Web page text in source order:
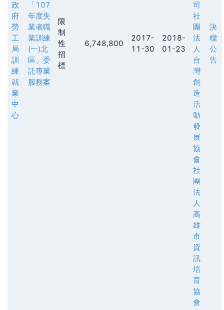
政
府
勞
工
局
訓
練
就
業
中
心
「107
年度失
業者職
業訓練
(一)北
區」委
託專業
服務案
限
制
性
招
標
6,748,800
2017-
11-30
2018-
01-23
司
社
團
法
人
台
灣
創
造
活
動
發
展
協
會
社
團
法
人
高
雄
市
資
訊
培
育
協
會
決
標
公
告